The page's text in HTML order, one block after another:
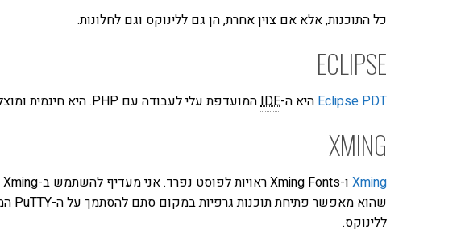
כל התוכנות, אלא אם צוין אחרת, הן גם ללינוקס וגם לחלונות.
ECLIPSE
Eclipse PDT היא ה-IDEהמועדפת עלי לעבודה עם PHP. היא חינמית ומוצלחת מאד.
XMING
Xming
ללינוקס.